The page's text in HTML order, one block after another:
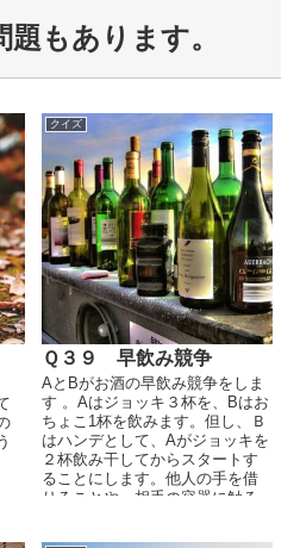
もあります。
クイズ
Ｑ３９ 早飲み競争
AとBがお酒の早飲み競争をしま
す 。Aはジョッキ３杯を、Bはお
ちょこ1杯を飲みます。但し、Ｂ
はハンデとして、Aがジョッキを
２杯飲み干してからスタートす
ることにします。他人の手を借
りることや、相手の容器に触る